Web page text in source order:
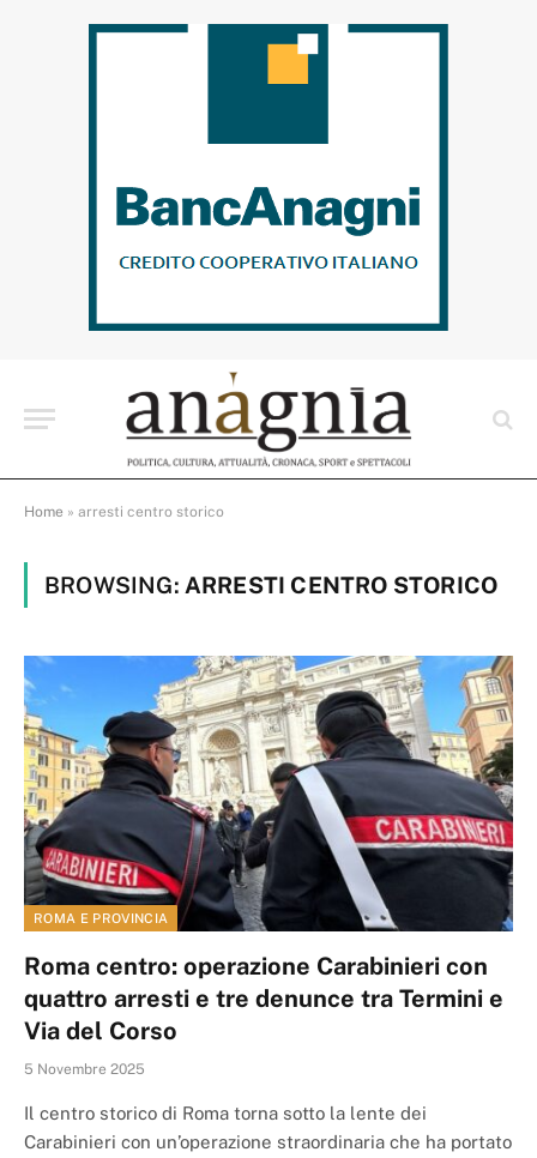
Home » arresti centro storico
BROWSING: ARRESTI CENTRO STORICO
ROMA E PROVINCIA
Roma centro: operazione Carabinieri con
quattro arresti e tre denunce tra Termini e
Via del Corso
5 Novembre 2025
Il centro storico di Roma torna sotto la lente dei
Carabinieri con un’operazione straordinaria che ha portato